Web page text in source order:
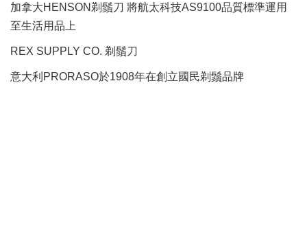
加拿大HENSON剃鬚刀 將航太科技AS9100品質標準運用
至生活用品上
REX SUPPLY CO. 剃鬚刀
意大利PRORASO於1908年在創立國民剃鬚品牌